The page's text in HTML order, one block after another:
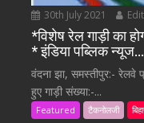
30th July 2021
*विशेष रेल गाड़ी का
* इंडिया पब्लिक न्यूज…
वंदना झा, समस्तीपुर:- रेलवे
हुए गाड़ी संख्या:-...
Featured टैकनोलजी